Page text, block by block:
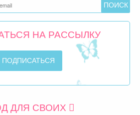
НА РАССЫЛКУ
ДЛЯ СВОИХ